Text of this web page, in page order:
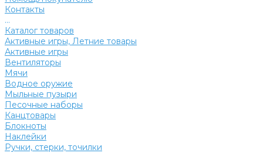
Контакты
...
Каталог товаров
Активные игры, Летние товары
Активные игры
Вентиляторы
Мячи
Водное оружие
Мыльные пузыри
Песочные наборы
Канцтовары
Блокноты
Наклейки
Ручки, стерки, точилки